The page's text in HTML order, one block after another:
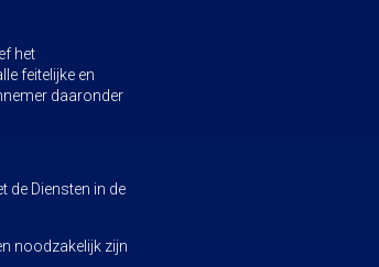
het
feitelijke en
daaronder
de Diensten in de
noodzakelijk zijn